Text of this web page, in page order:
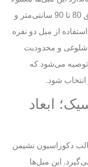
شامل عرض 120 تا 160 سانتی‌متر، عمق 80 تا 90 سانتی‌متر و
است. استفاده از مبل دو نفره
و محدودیت
می‌شود که
شود.
ابعاد
دکوراسیون نشیمن
این مبل‌ها